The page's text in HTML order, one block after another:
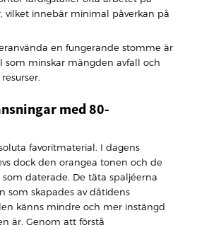
vilket innebär minimal påverkan på
en fungerande stomme är
som minskar mängden avfall och
med 80-
favoritmaterial. I dagens
dock den orangea tonen och de
daterade. De täta spaljéerna
som skapades av dåtidens
känns mindre och mer instängd
är. Genom att förstå